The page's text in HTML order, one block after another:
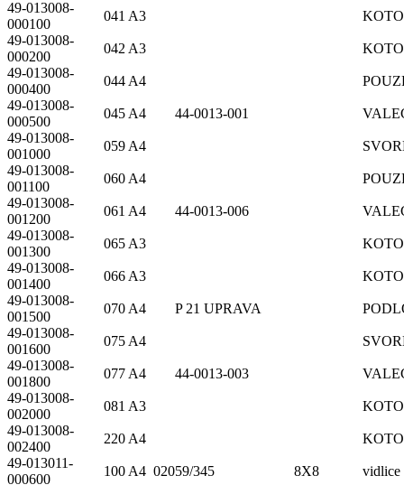
49-013008-
000100
041 A3
49-013008-
000200
042 A3
49-013008-
000400
044 A4
49-013008-
000500
045 A4 44-0013-001
49-013008-
001000
059 A4
49-013008-
001100
060 A4
49-013008-
001200
061 A4 44-0013-006
49-013008-
001300
065 A3
49-013008-
001400
066 A3
49-013008-
001500
070 A4 P 21 UPRAVA
49-013008-
001600
075 A4
49-013008-
001800
077 A4 44-0013-003
49-013008-
002000
081 A3
49-013008-
002400
220 A4
49-013011-
000600
100 A4 02059/345 8X8
vidlice